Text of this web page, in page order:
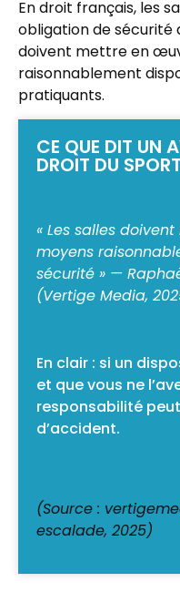
En droit français, les
obligation de sécurité
doivent mettre en
raisonnablement
pratiquants.
CE QUE DIT UN
DROIT DU SPORT
« Les salles
moyens
sécurité » —
(Vertige Media,
En clair : si un
et que vous ne
responsabilité
d’accident.
(Source :
escalade, 2025)